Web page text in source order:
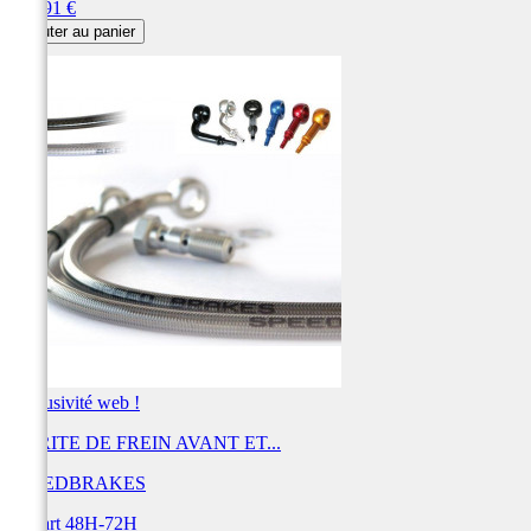
405,91 €
Ajouter au panier
Exclusivité web !
DURITE DE FREIN AVANT ET...
SPEEDBRAKES
Départ 48H-72H